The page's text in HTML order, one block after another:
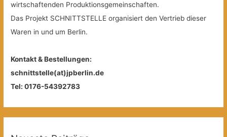
wirtschaftenden Produktionsgemeinschaften.
Das Projekt SCHNITTSTELLE organisiert den Vertrieb dieser
Waren in und um Berlin.
Kontakt & Bestellungen:
schnittstelle(at)jpberlin.de
Tel: 0176-54392783